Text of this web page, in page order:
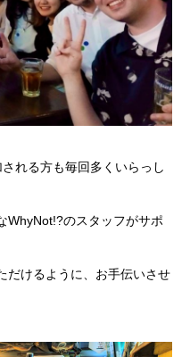
れる方も毎回多くいらっし
WhyNot!?のスタッフがサポ
だけるように、お手伝いさせ